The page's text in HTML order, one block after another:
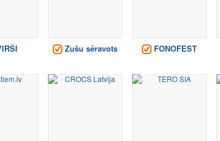
Zušu sēravots FONOFEST